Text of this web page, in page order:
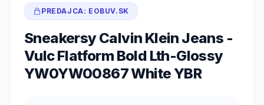
PREDAJCA: EOBUV.SK
Sneakersy Calvin Klein Jeans -
Vulc Flatform Bold Lth-Glossy
YW0YW00867 White YBR